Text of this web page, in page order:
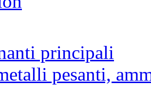
principali
pesanti,